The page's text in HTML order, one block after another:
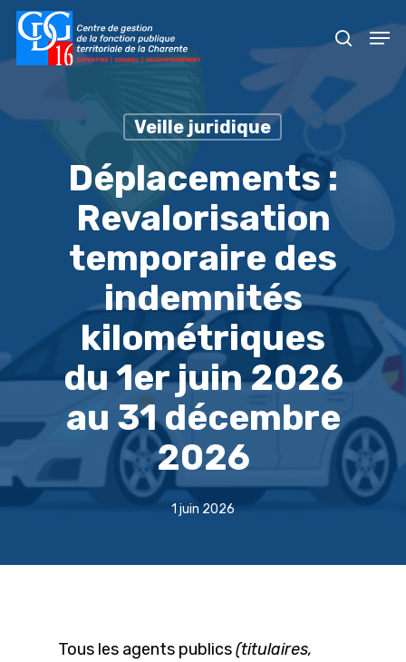
Skip
main
Veille juridique
Déplacements :
Revalorisation
temporaire des
indemnités
kilométriques
du 1er juin 2026
au 31 décembre
2026
1 juin 2026
Tous les agents publics(titulaires,